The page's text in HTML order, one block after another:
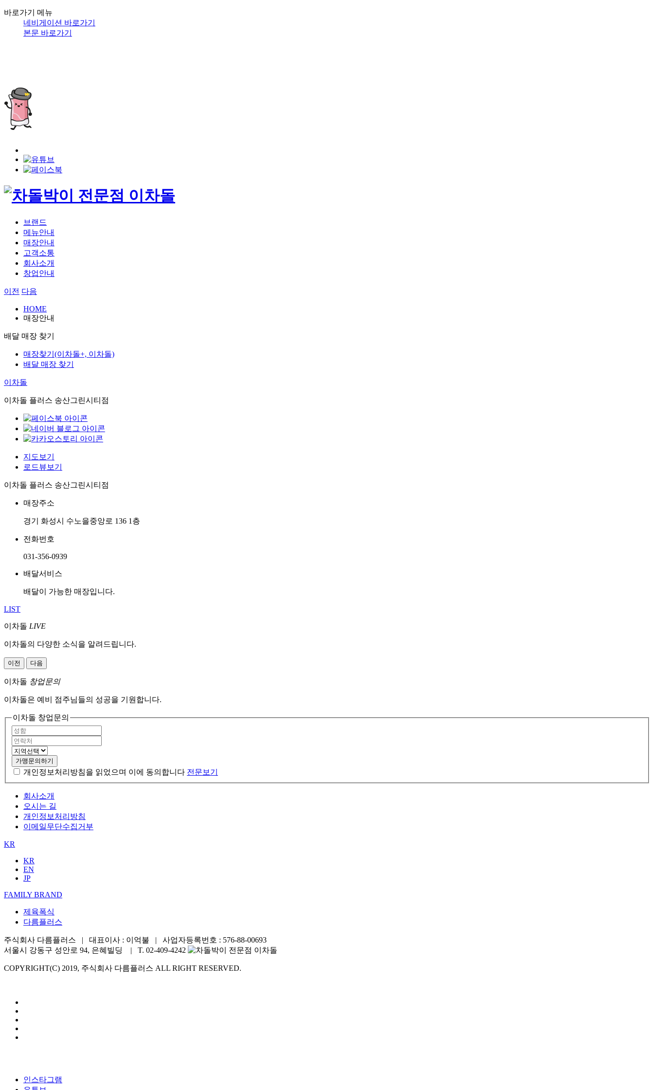
바로가기 메뉴
네비게이션 바로가기
본문 바로가기
브랜드
메뉴안내
매장안내
고객소통
회사소개
창업안내
이전 다음
HOME
매장안내
배달 매장 찾기
매장찾기(이차돌+, 이차돌)
배달 매장 찾기
이차돌
이차돌 플러스 송산그린시티점
지도보기
로드뷰보기
이차돌 플러스 송산그린시티점
매장주소
경기 화성시 수노을중앙로 136 1층
전화번호
031-356-0939
배달서비스
배달이 가능한 매장입니다.
LIST
이차돌 LIVE
이차돌의 다양한 소식을 알려드립니다.
이전 다음
이차돌 창업문의
이차돌은 예비 점주님들의 성공을 기원합니다.
이차돌 창업문의
가맹문의하기
개인정보처리방침을 읽었으며 이에 동의합니다 전문보기
회사소개
오시는 길
개인정보처리방침
이메일무단수집거부
KR
KR
EN
JP
FAMILY BRAND
제육폭식
다름플러스
주식회사 다름플러스 | 대표이사 : 이억불 | 사업자등록번호 : 576-88-00693
서울시 강동구 성안로 94, 은혜빌딩 | T. 02-409-4242
COPYRIGHT(C) 2019, 주식회사 다름플러스 ALL RIGHT RESERVED.
인스타그램